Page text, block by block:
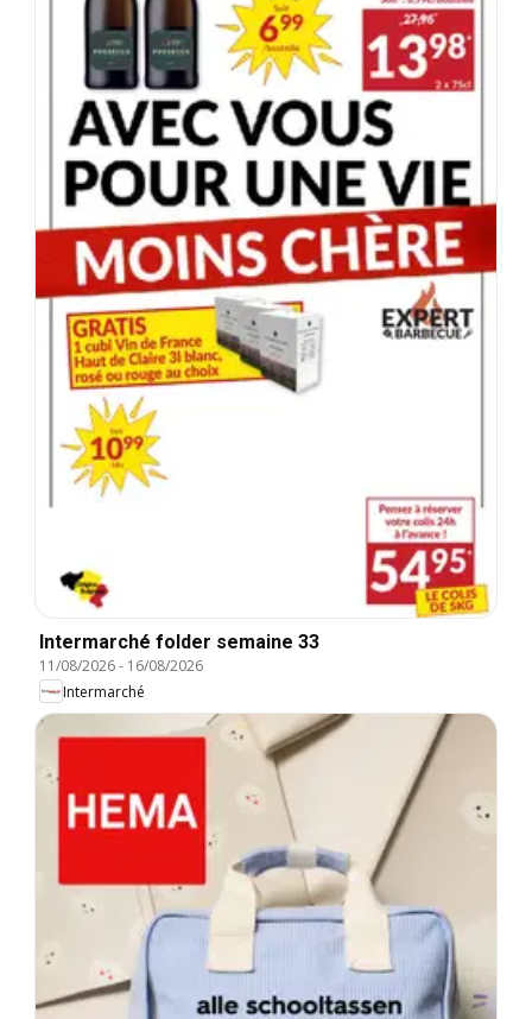
Intermarché folder semaine 33
11/08/2026- 16/08/2026
Intermarché